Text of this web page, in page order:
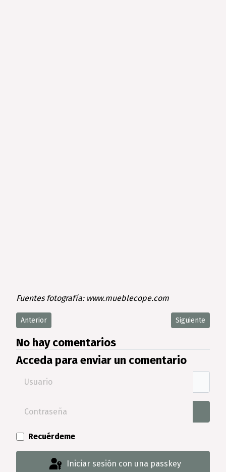
Fuentes fotografía: www.mueblecope.com
Artículo anterior: Listado con las mejores marcas y
Anterior Artículo
Siguiente
No hay comentarios
Acceda para enviar un comentario
Usuario
Contraseña
Recuérdeme
Iniciar sesión con una passkey